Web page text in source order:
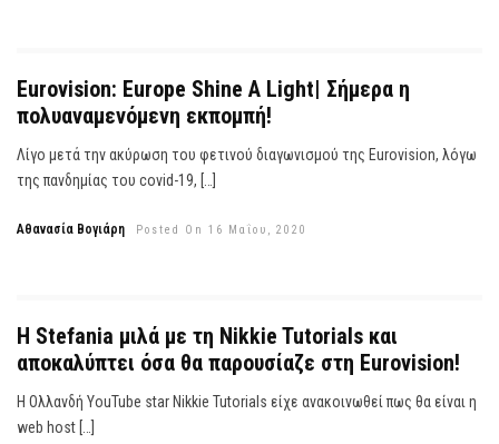
Eurovision: Europe Shine A Light| Σήμερα η
πολυαναμενόμενη εκπομπή!
Λίγο μετά την ακύρωση του φετινού διαγωνισμού της Eurovision, λόγω
της πανδημίας του covid-19, […]
Αθανασία Βογιάρη Posted On 16 Μαΐου, 2020
Η Stefania μιλά με τη Nikkie Tutorials και
αποκαλύπτει όσα θα παρουσίαζε στη Eurovision!
Η Ολλανδή YouTube star Nikkie Tutorials είχε ανακοινωθεί πως θα είναι η
web host […]